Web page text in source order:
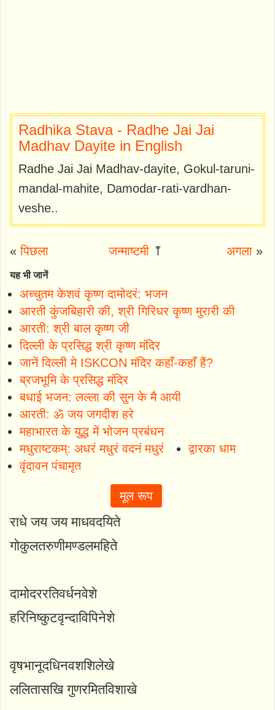
Radhika Stava - Radhe Jai Jai
Madhav Dayite in English
Radhe Jai Jai Madhav-dayite, Gokul-taruni-
mandal-mahite, Damodar-rati-vardhan-
veshe..
«पिछला जन्माष्टमी ⤒ अगला»
यह भी जानें
अच्चुतम केशवं कृष्ण दामोदरं: भजन
आरती कुंजबिहारी की, श्री गिरिधर कृष्ण मुरारी की
आरती: श्री बाल कृष्ण जी
दिल्ली के प्रसिद्ध श्री कृष्ण मंदिर
जानें दिल्ली मे ISKCON मंदिर कहाँ-कहाँ हैं?
ब्रजभूमि के प्रसिद्ध मंदिर
बधाई भजन: लल्ला की सुन के मै आयी
आरती: ॐ जय जगदीश हरे
महाभारत के युद्ध में भोजन प्रबंधन
मधुराष्टकम्: अधरं मधुरं वदनं मधुरं
द्वारका धाम
वृंदावन पंचामृत
मूल रूप
राधे जय जय माधवदयिते
गोकुलतरुणीमण्डलमहिते
दामोदररतिवर्धनवेशे
हरिनिष्कुटवृन्दाविपिनेशे
वृषभानूदधिनवशशिलेखे
ललितासखि गुणरमितविशाखे